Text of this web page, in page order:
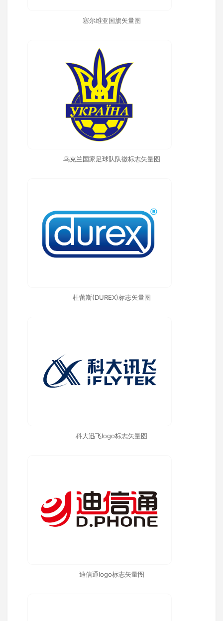
塞尔维亚国旗矢量图
乌克兰国家足球队队徽标志矢量图
杜蕾斯(DUREX)标志矢量图
科大迅飞logo标志矢量图
迪信通logo标志矢量图